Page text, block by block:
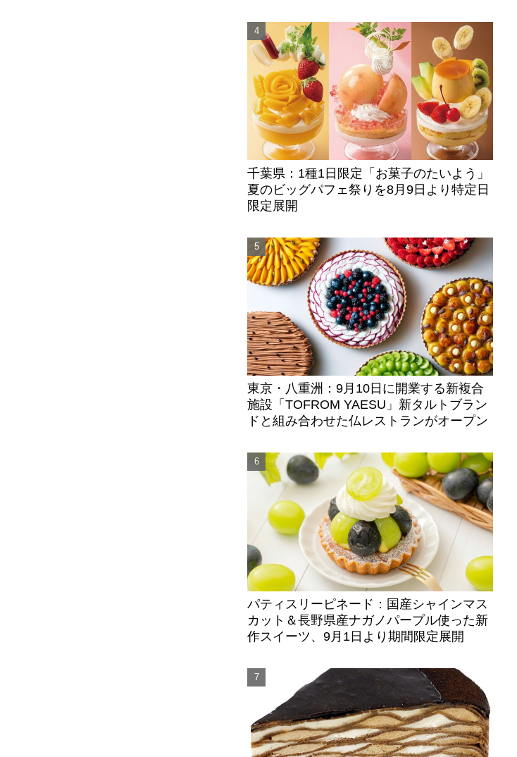
千葉県：1種1日限定「お菓子のたいよう」
夏のビッグパフェ祭りを8月9日より特定日
限定展開
東京・八重洲：9月10日に開業する新複合
施設「TOFROM YAESU」新タルトブラン
ドと組み合わせた仏レストランがオープン
パティスリーピネード：国産シャインマス
カット＆長野県産ナガノパープル使った新
作スイーツ、9月1日より期間限定展開